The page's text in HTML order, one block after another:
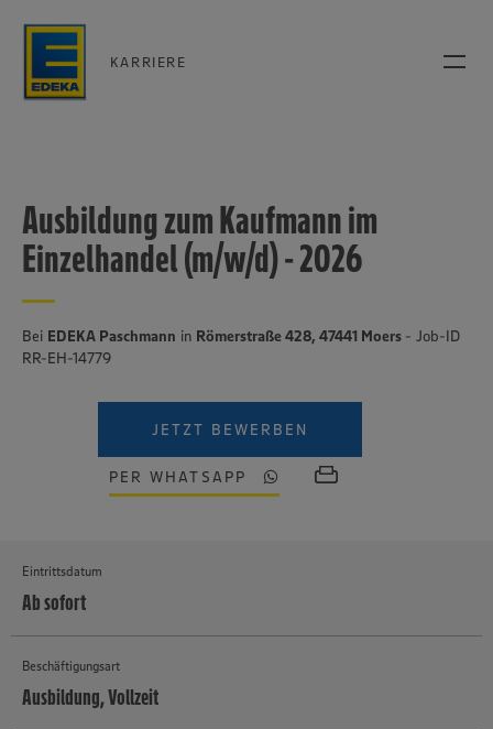
KARRIERE
Ausbildung zum Kaufmann im
Einzelhandel (m/w/d) - 2026
Bei EDEKA Paschmann in Römerstraße 428, 47441 Moers - Job-ID
RR-EH-14779
JETZT BEWERBEN
PER WHATSAPP
Eintrittsdatum
Ab sofort
Beschäftigungsart
Ausbildung, Vollzeit